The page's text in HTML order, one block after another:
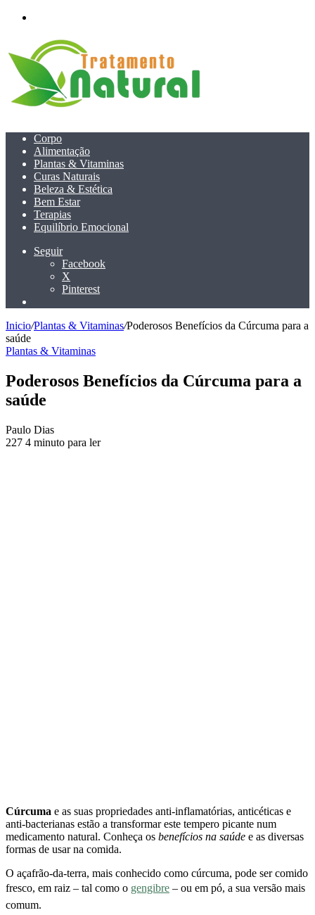
Corpo
Alimentação
Plantas & Vitaminas
Curas Naturais
Beleza & Estética
Bem Estar
Terapias
Equilíbrio Emocional
Seguir
Facebook
X
Pinterest
Inicio/Plantas & Vitaminas/Poderosos Benefícios da Cúrcuma para a
saúde
Plantas & Vitaminas
Poderosos Benefícios da Cúrcuma para a
saúde
Paulo DiasSend
an
227 4 minuto para ler
Cúrcuma e as suas propriedades anti-inflamatórias, anticéticas e
anti-bacterianas estão a transformar este tempero picante num
medicamento natural. Conheça os benefícios na saúde e as diversas
formas de usar na comida.
O açafrão-da-terra, mais conhecido como cúrcuma, pode ser comido
fresco, em raiz – tal como o gengibre – ou em pó, a sua versão mais
comum.